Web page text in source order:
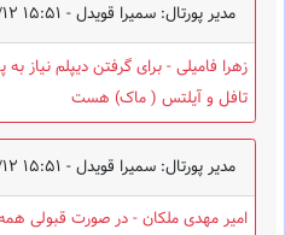
مدیر پورتال: سمیرا قویدل - 15:51
زهرا فامیلی - برای گرفتن دیپلم نیاز
تافل و آیلتس ( ماک) هست
مدیر پورتال: سمیرا قویدل - 15:51
امیر مهدی ملکان - در صورت قبولی